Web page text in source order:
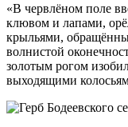
«В червлёном поле
клювом и лапами,
крыльями,
волнистой
золотым рогом
выходящими